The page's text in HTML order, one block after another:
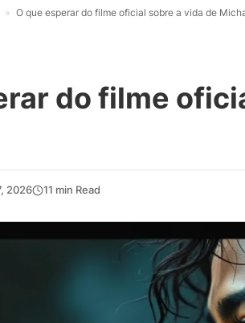
» O que esperar do filme oficial sobre a vida de
do filme
2026 11 min Read